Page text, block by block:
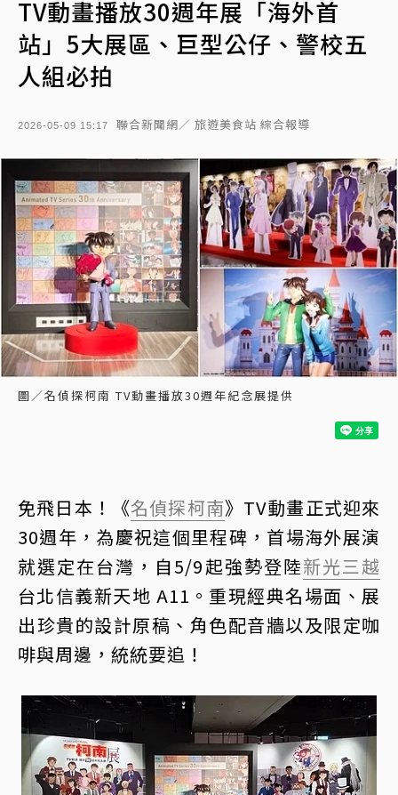
TV動畫播放30週年展「海外首
站」5大展區、巨型公仔、警校五
人組必拍
2026-05-09 15:17 聯合新聞網／ 旅遊美食站 綜合報導
圖／名偵探柯南 TV動畫播放30週年紀念展提供
免飛日本！《名偵探柯南》TV動畫正式迎來
30週年，為慶祝這個里程碑，首場海外展演
就選定在台灣，自5/9起強勢登陸新光三越
台北信義新天地 A11。重現經典名場面、展
出珍貴的設計原稿、角色配音牆以及限定咖
啡與周邊，統統要追！